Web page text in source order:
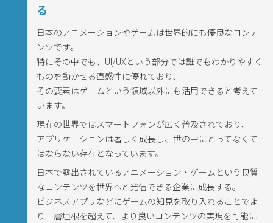
る
日本のアニメーションやゲームは世界的にも優良なコンテ
ンツです。
特にその中でも、UI/UXという部分では誰でもわかりやすく
ものを動かせる直感性に優れており、
その要素はゲームという領域以外にも活用できると考えて
います。
現在の世界ではスマートフォンが広く普及されており、
アプリケーションは著しく成長し、世の中にとってなくて
はならない存在となっています。
日本で露出されているアニメーション・ゲームという良質
なコンテンツを世界へと発信できる企業に成長する。
ビジネスアプリなどにゲームの知見を取り入れることでよ
り一層垣根を超えて、より良いコンテンツの実現を可能に